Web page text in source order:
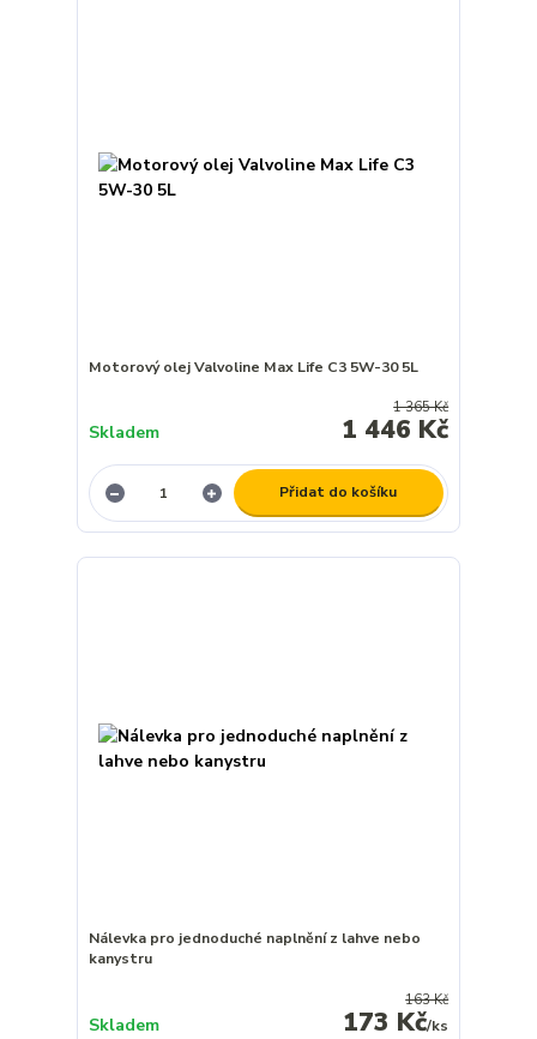
Motorový olej Valvoline Max Life C3 5W-30 5L
1 365 Kč
1 446 Kč
Skladem
Přidat do košíku
Nálevka pro jednoduché naplnění z lahve nebo
kanystru
163 Kč
173 Kč/ks
Skladem